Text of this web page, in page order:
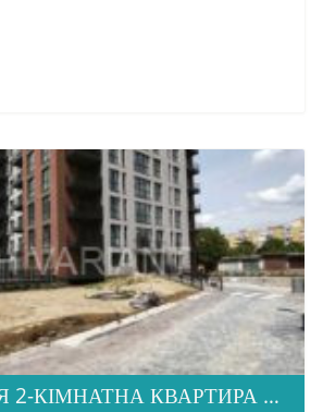
ПРОДАЄТЬСЯ 2-КІМНАТНА КВАРТИРА В М. УЖГОРОД, ВУЛ. ТЛЕХАСА 19, ЖК “WEST TOWERS”